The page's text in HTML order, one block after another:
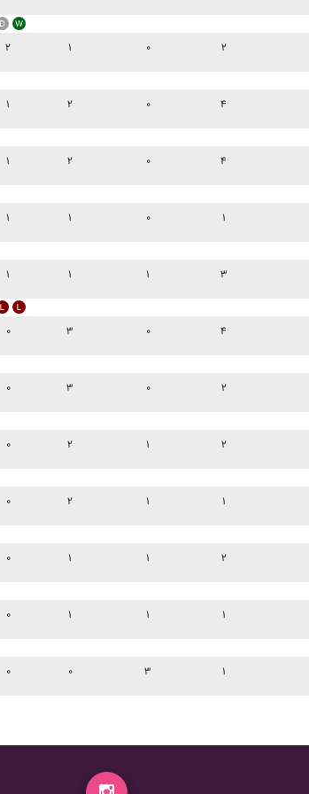
۲ ۱ ۰ ۲
۱ ۲ ۰ ۴
۱ ۲ ۰ ۴
۱ ۱ ۰ ۱
۱ ۱ ۱ ۳
۰ ۳ ۰ ۴
۰ ۳ ۰ ۲
۰ ۲ ۱ ۲
۰ ۲ ۱ ۱
۰ ۱ ۱ ۲
۰ ۱ ۱ ۱
۰ ۰ ۳ ۱